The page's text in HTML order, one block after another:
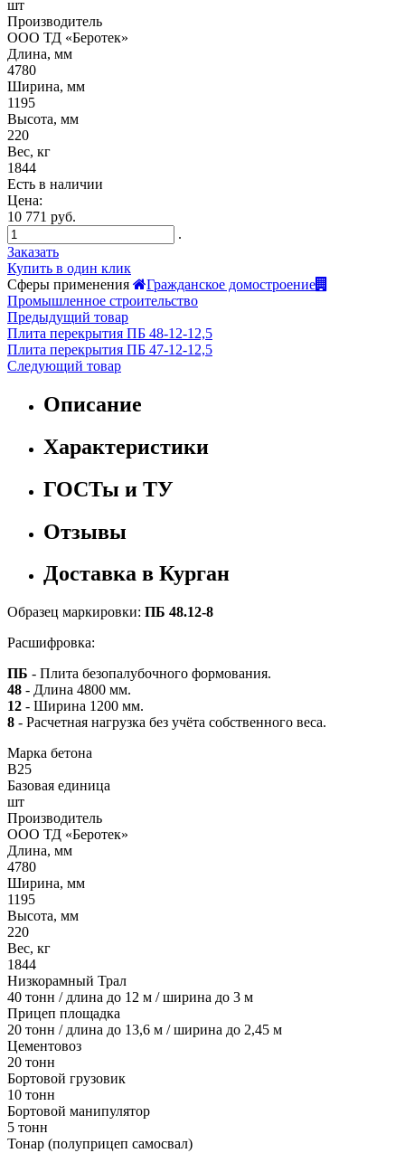
шт
Производитель
ООО ТД «Беротек»
Длина, мм
4780
Ширина, мм
1195
Высота, мм
220
Вес, кг
1844
Есть в наличии
Цена:
10 771 руб.
.
Заказать
Купить в один клик
Сферы применения
Гражданское домостроение
Промышленное строительство
Предыдущий товар
Плита перекрытия ПБ 48-12-12,5
Плита перекрытия ПБ 47-12-12,5
Следующий товар
Описание
Характеристики
ГОСТы и ТУ
Отзывы
Доставка в Курган
Образец маркировки: ПБ 48.12-8
Расшифровка:
ПБ - Плита безопалубочного формования.
48 - Длина 4800 мм.
12 - Ширина 1200 мм.
8 - Расчетная нагрузка без учёта собственного веса.
Марка бетона
B25
Базовая единица
шт
Производитель
ООО ТД «Беротек»
Длина, мм
4780
Ширина, мм
1195
Высота, мм
220
Вес, кг
1844
Низкорамный Трал
40 тонн / длина до 12 м / ширина до 3 м
Прицеп площадка
20 тонн / длина до 13,6 м / ширина до 2,45 м
Цементовоз
20 тонн
Бортовой грузовик
10 тонн
Бортовой манипулятор
5 тонн
Тонар (полуприцеп самосвал)